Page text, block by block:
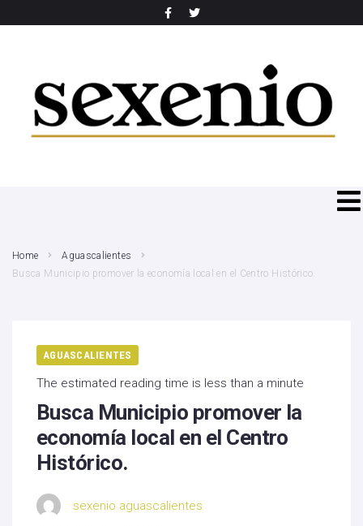
Home
Aguascalientes
Busca Municipio promover la economía local en el Centro Histórico.
AGUASCALIENTES
The estimated reading time is less than a minute
Busca Municipio promover la
economía local en el Centro
Histórico.
sexenio aguascalientes
SEARCH THIS WEBSITE